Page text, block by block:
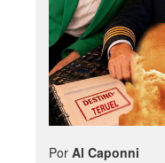
Por Al Caponni